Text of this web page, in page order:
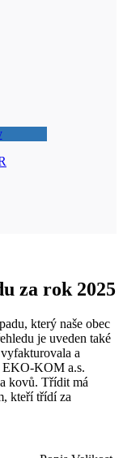
za rok 2025
který naše obec
je uveden také
a
EKO-KOM a.s.
kovů. Třídit má
kteří třídí za